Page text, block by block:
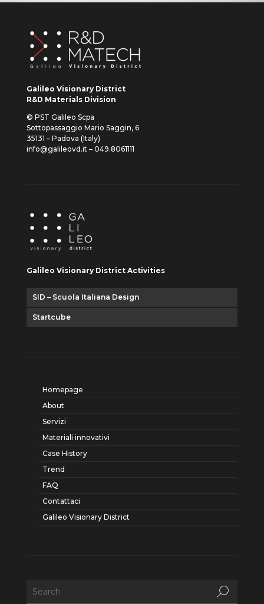
Galileo Visionary District
R&D Materials Division
© PST Galileo Scpa
Sottopassaggio Mario Saggin, 6
35131 – Padova (Italy)
info@galileovd.it – 049.8061111
Galileo Visionary District Activities
SID – Scuola Italiana Design
Startcube
Homepage
About
Servizi
Materiali innovativi
Case History
Trend
FAQ
Contattaci
Galileo Visionary District